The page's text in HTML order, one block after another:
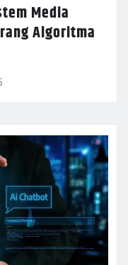
Media
Algoritma